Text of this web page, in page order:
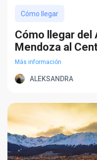
Cómo llegar
Cómo llegar del
Mendoza al
Más información
ALEKSANDRA